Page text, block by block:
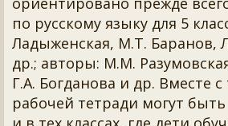
по русскому языку для 5
Ладыженская, М.Т. Баранов,
др.; авторы: М.М.
Г.А. Богданова и др. Вместе
рабочей тетради могут